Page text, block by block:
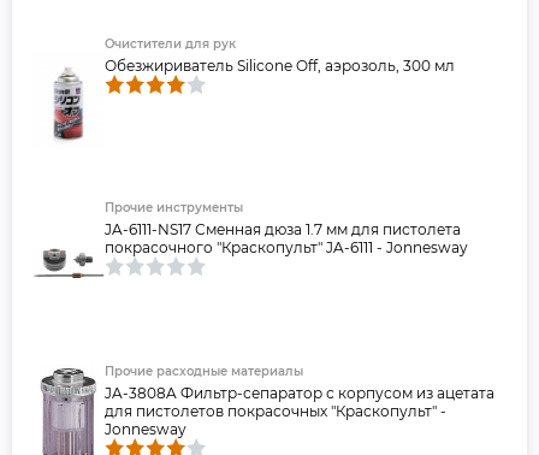
Очистители для рук
Обезжириватель Silicone Off, аэрозоль, 300 мл
Прочие инструменты
JA-6111-NS17 Сменная дюза 1.7 мм для пистолета
покрасочного "Краскопульт" JA-6111 - Jonnesway
Прочие расходные материалы
JA-3808A Фильтр-сепаратор с корпусом из ацетата
для пистолетов покрасочных "Краскопульт" -
Jonnesway